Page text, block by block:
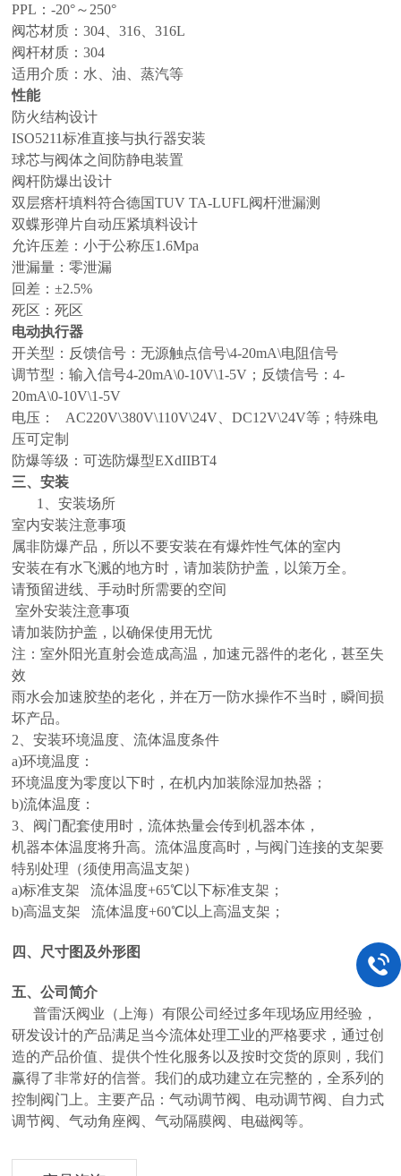
PPL：-20°～250°
阀芯材质：304、316、316L
阀杆材质：304
适用介质：水、油、蒸汽等
性能
防火结构设计
ISO5211标准直接与执行器安装
球芯与阀体之间防静电装置
阀杆防爆出设计
双层瘩杆填料符合德国TUV TA-LUFL阀杆泄漏测
双蝶形弹片自动压紧填料设计
允许压差：小于公称压1.6Mpa
泄漏量：零泄漏
回差：±2.5%
死区：死区
电动执行器
开关型：反馈信号：无源触点信号\4-20mA\电阻信号
调节型：输入信号4-20mA\0-10V\1-5V；反馈信号：4-
20mA\0-10V\1-5V
电压： AC220V\380V\110V\24V、DC12V\24V等；特殊电
压可定制
防爆等级：可选防爆型EXdIIBT4
三、安装
1、安装场所
室内安装注意事项
属非防爆产品，所以不要安装在有爆炸性气体的室内
安装在有水飞溅的地方时，请加装防护盖，以策万全。
请预留进线、手动时所需要的空间
室外安装注意事项
请加装防护盖，以确保使用无忧
注：室外阳光直射会造成高温，加速元器件的老化，甚至失
效
雨水会加速胶垫的老化，并在万一防水操作不当时，瞬间损
坏产品。
2、安装环境温度、流体温度条件
a)环境温度：
环境温度为零度以下时，在机内加装除湿加热器；
b)流体温度：
3、阀门配套使用时，流体热量会传到机器本体，
机器本体温度将升高。流体温度高时，与阀门连接的支架要
特别处理（须使用高温支架）
a)标准支架 流体温度+65℃以下标准支架；
b)高温支架 流体温度+60℃以上高温支架；
四、尺寸图及外形图
五、公司简介
普雷沃阀业（上海）有限公司经过多年现场应用经验，
研发设计的产品满足当今流体处理工业的严格要求，通过创
造的产品价值、提供个性化服务以及按时交货的原则，我们
赢得了非常好的信誉。我们的成功建立在完整的，全系列的
控制阀门上。主要产品：气动调节阀、电动调节阀、自力式
调节阀、气动角座阀、气动隔膜阀、电磁阀等。